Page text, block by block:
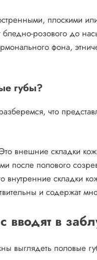
плоскими
бледно-розового до
фона,
губы?
что
внешние складки
после полового
складки
и содержат
вводят в
выглядеть половые